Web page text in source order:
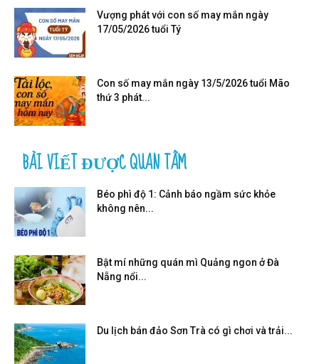
Vượng phát với con số may mắn ngày
17/05/2026 tuổi Tý
Con số may mắn ngày 13/5/2026 tuổi Mão
thứ 3 phát...
BÀI VIẾT ĐƯỢC QUAN TÂM
Béo phì độ 1: Cảnh báo ngầm sức khỏe
không nên...
Bật mí những quán mì Quảng ngon ở Đà
Nẵng nổi...
Du lịch bán đảo Sơn Trà có gì chơi và trải...